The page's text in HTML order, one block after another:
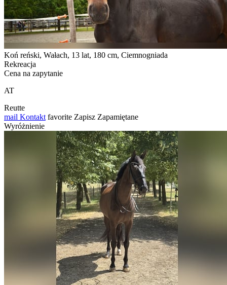
Koń reński, Wałach, 13 lat, 180 cm, Ciemnogniada
Rekreacja
Cena na zapytanie
AT
Reutte
mail Kontakt favorite Zapisz Zapamiętane
Wyróżnienie